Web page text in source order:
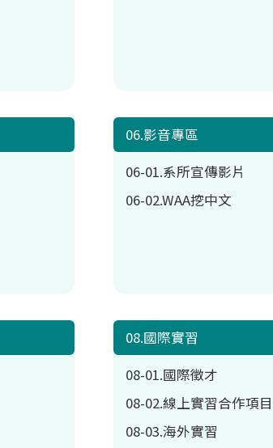
06.影音專區
06-01.系所宣傳影片
06-02.WAA挖中文
08.國際實習
08-01.國際徵才
08-02.線上實習合作項目
08-03.海外實習